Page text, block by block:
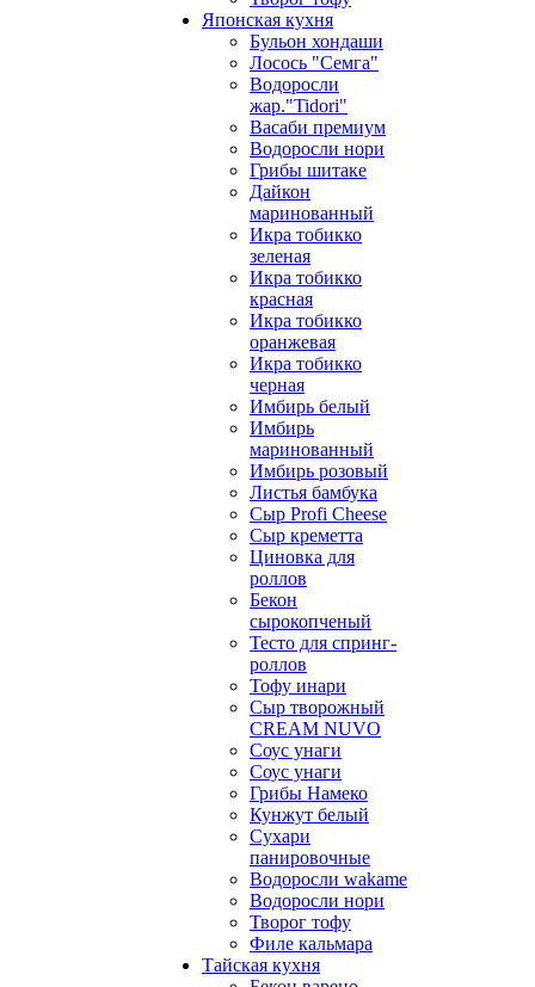
Японская кухня
Бульон хондаши
Лосось "Семга"
Водоросли
жар."Tidori"
Васаби премиум
Водоросли нори
Грибы шитаке
Дайкон
маринованный
Икра тобикко
зеленая
Икра тобикко
красная
Икра тобикко
оранжевая
Икра тобикко
черная
Имбирь белый
Имбирь
маринованный
Имбирь розовый
Листья бамбука
Сыр Profi Cheese
Сыр креметта
Циновка для
роллов
Бекон
сырокопченый
Тесто для спринг-
роллов
Тофу инари
Сыр творожный
CREАM NUVO
Соус унаги
Соус унаги
Грибы Намеко
Кунжут белый
Сухари
панировочные
Водоросли wakame
Водоросли нори
Творог тофу
Филе кальмара
Тайская кухня